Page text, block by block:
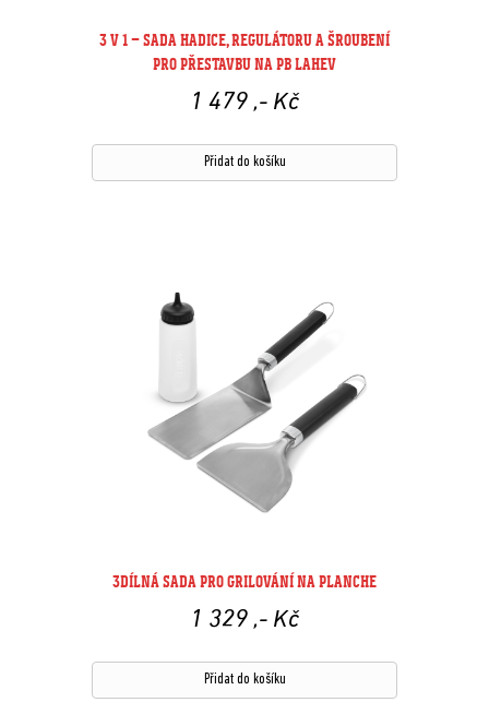
3 V 1 – SADA HADICE, REGULÁTORU A ŠROUBENÍ
PRO PŘESTAVBU NA PB LAHEV
1 479 ,- Kč
Přidat do košíku
3DÍLNÁ SADA PRO GRILOVÁNÍ NA PLANCHE
1 329 ,- Kč
Přidat do košíku